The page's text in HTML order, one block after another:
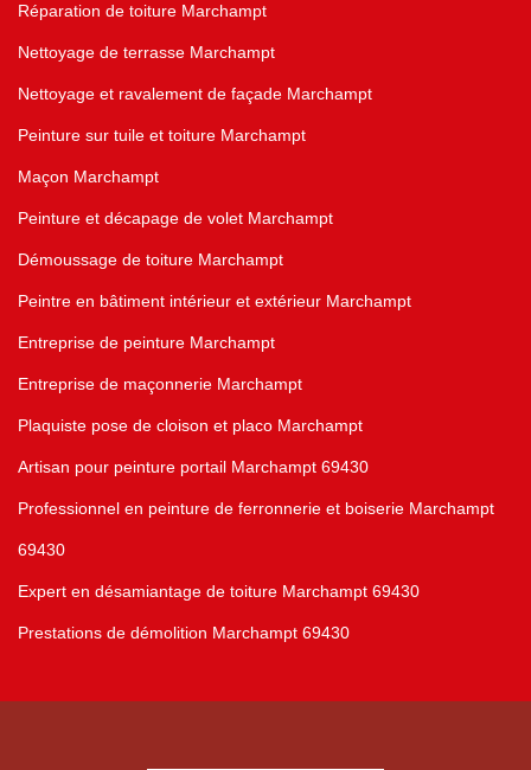
Réparation de toiture Marchampt
Nettoyage de terrasse Marchampt
Nettoyage et ravalement de façade Marchampt
Peinture sur tuile et toiture Marchampt
Maçon Marchampt
Peinture et décapage de volet Marchampt
Démoussage de toiture Marchampt
Peintre en bâtiment intérieur et extérieur Marchampt
Entreprise de peinture Marchampt
Entreprise de maçonnerie Marchampt
Plaquiste pose de cloison et placo Marchampt
Artisan pour peinture portail Marchampt 69430
Professionnel en peinture de ferronnerie et boiserie Marchampt
69430
Expert en désamiantage de toiture Marchampt 69430
Prestations de démolition Marchampt 69430